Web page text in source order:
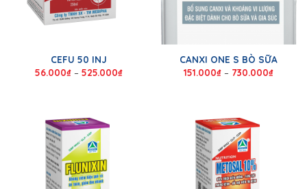
CEFU 50 INJ
56.000₫– 525.000₫
CANXI ONE S BÒ SỮA
151.000₫ – 730.000₫